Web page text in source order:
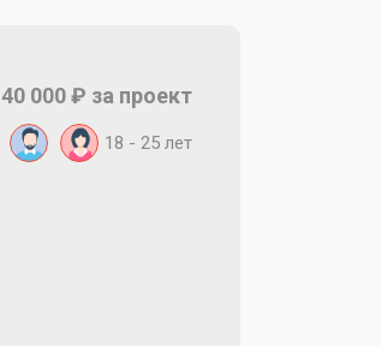
40 000 ₽ за проект
18 - 25 лет